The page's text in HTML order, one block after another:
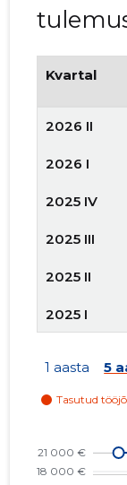
Kvartal
2026 II
2026 I
2025 IV
2025 III
2025 II
2025 I
2024 I
1 aasta 5